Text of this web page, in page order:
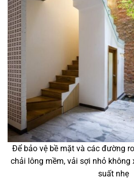
Để bảo vệ bề mặt và các đường
chải lông mềm, vải sợi nhỏ không
suất nhẹ